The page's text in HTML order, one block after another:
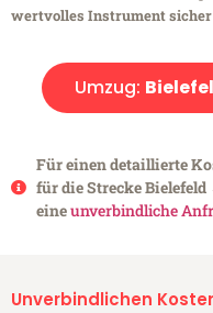
wertvolles Instrument sicher
Umzug:
Für einen detaillierte
für die Strecke
eineunverbindliche
Unverbindlichen